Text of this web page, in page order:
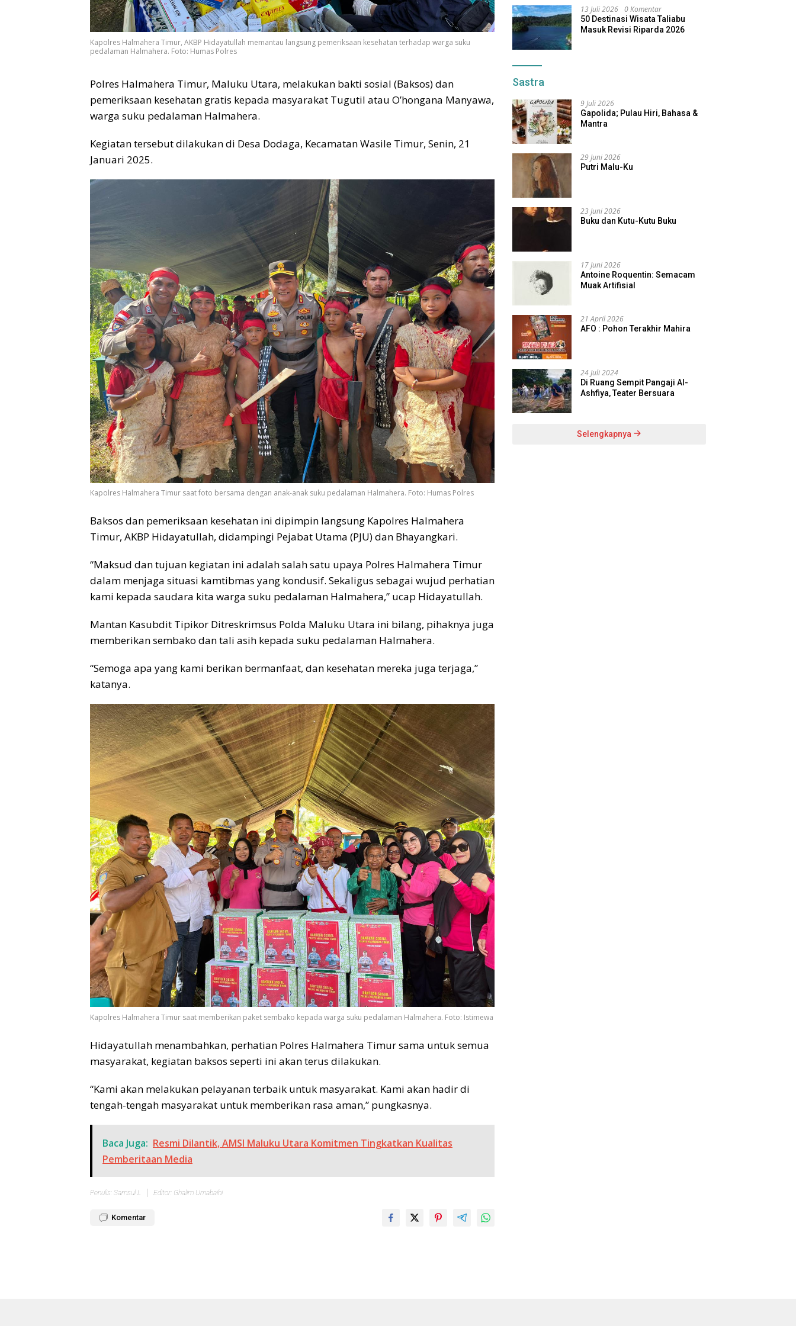
Kapolres Halmahera Timur, AKBP Hidayatullah memantau langsung pemeriksaan kesehatan terhadap warga suku
pedalaman Halmahera. Foto: Humas Polres
Polres Halmahera Timur, Maluku Utara, melakukan bakti sosial (Baksos) dan
pemeriksaan kesehatan gratis kepada masyarakat Tugutil atau O’hongana Manyawa,
warga suku pedalaman Halmahera.
Kegiatan tersebut dilakukan di Desa Dodaga, Kecamatan Wasile Timur, Senin, 21
Januari 2025.
Kapolres Halmahera Timur saat foto bersama dengan anak-anak suku pedalaman Halmahera. Foto: Humas Polres
Baksos dan pemeriksaan kesehatan ini dipimpin langsung Kapolres Halmahera
Timur, AKBP Hidayatullah, didampingi Pejabat Utama (PJU) dan Bhayangkari.
“Maksud dan tujuan kegiatan ini adalah salah satu upaya Polres Halmahera Timur
dalam menjaga situasi kamtibmas yang kondusif. Sekaligus sebagai wujud perhatian
kami kepada saudara kita warga suku pedalaman Halmahera,” ucap Hidayatullah.
Mantan Kasubdit Tipikor Ditreskrimsus Polda Maluku Utara ini bilang, pihaknya juga
memberikan sembako dan tali asih kepada suku pedalaman Halmahera.
“Semoga apa yang kami berikan bermanfaat, dan kesehatan mereka juga terjaga,”
katanya.
Kapolres Halmahera Timur saat memberikan paket sembako kepada warga suku pedalaman Halmahera. Foto: Istimewa
Hidayatullah menambahkan, perhatian Polres Halmahera Timur sama untuk semua
masyarakat, kegiatan baksos seperti ini akan terus dilakukan.
“Kami akan melakukan pelayanan terbaik untuk masyarakat. Kami akan hadir di
tengah-tengah masyarakat untuk memberikan rasa aman,” pungkasnya.
Baca Juga: Resmi Dilantik, AMSI Maluku Utara Komitmen Tingkatkan Kualitas
Pemberitaan Media
Penulis: Samsul L Editor: Ghalim Umabaihi
Komentar
13 Juli 2026 0 Komentar
50 Destinasi Wisata Taliabu
Masuk Revisi Riparda 2026
Sastra
9 Juli 2026
Gapolida; Pulau Hiri, Bahasa &
Mantra
29 Juni 2026
Putri Malu-Ku
23 Juni 2026
Buku dan Kutu-Kutu Buku
17 Juni 2026
Antoine Roquentin: Semacam
Muak Artifisial
21 April 2026
AFO : Pohon Terakhir Mahira
24 Juli 2024
Di Ruang Sempit Pangaji Al-
Ashfiya, Teater Bersuara
Selengkapnya